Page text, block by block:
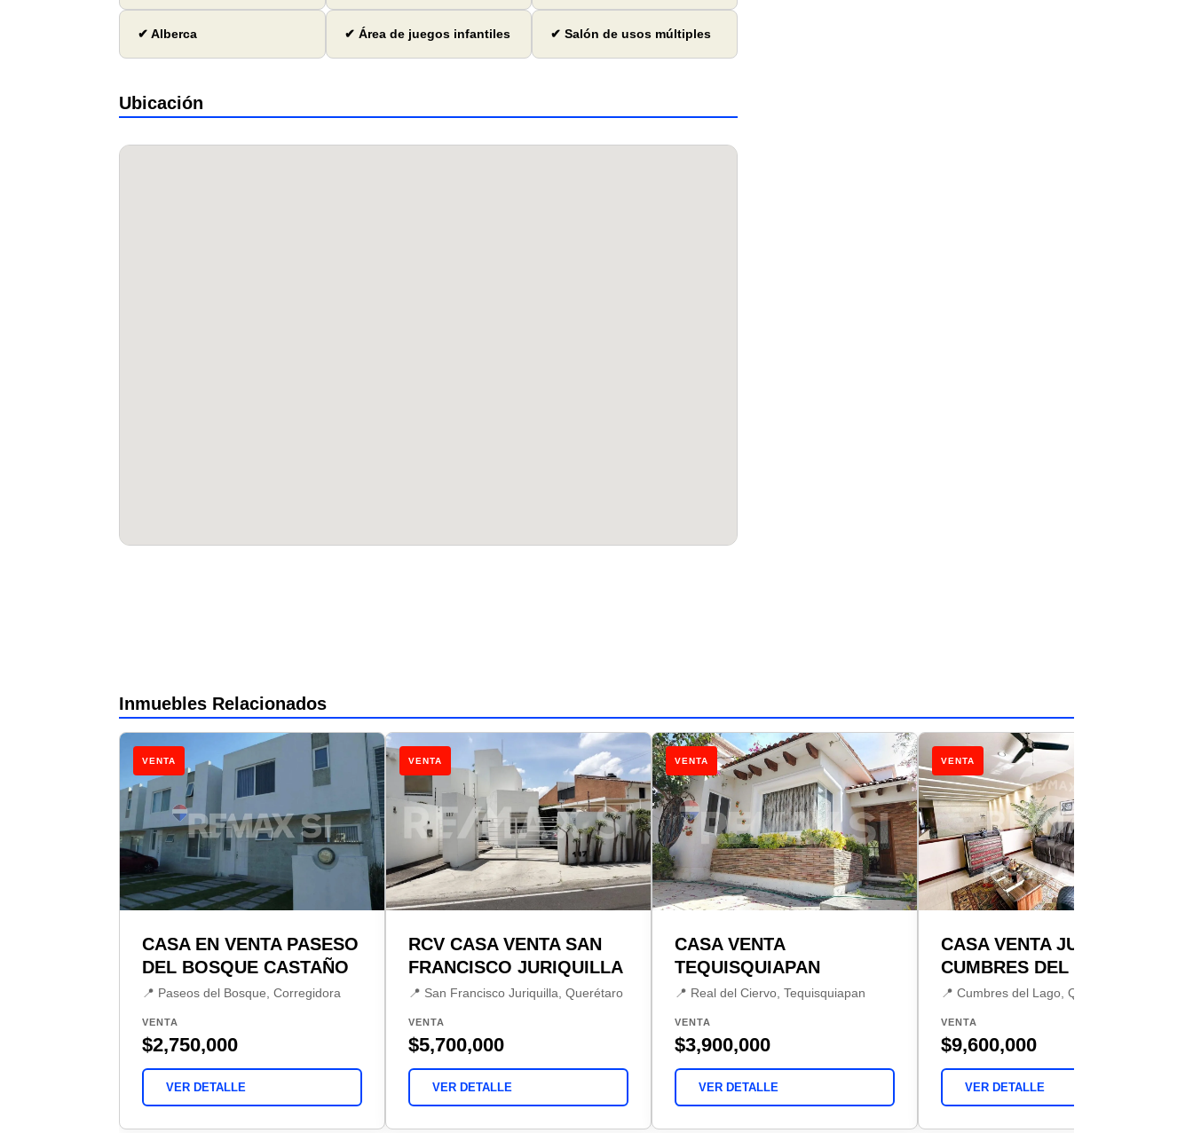
✔ Alberca ✔ Área de juegos infantiles ✔ Salón de usos múltiples
Ubicación
Inmuebles Relacionados
VENTA
CASA EN VENTA PASESO
DEL BOSQUE CASTAÑO
📍 Paseos del Bosque, Corregidora
VENTA
$2,750,000
VER DETALLE
VENTA
RCV CASA VENTA SAN
FRANCISCO JURIQUILLA
📍 San Francisco Juriquilla, Querétaro
VENTA
$5,700,000
VER DETALLE
VENTA
CASA VENTA
TEQUISQUIAPAN
📍 Real del Ciervo, Tequisquiapan
VENTA
$3,900,000
VER DETALLE
VENTA
CASA VENTA JURIQUILLA
CUMBRES DEL LAGO
📍 Cumbres del Lago, Querétaro
VENTA
$9,600,000
VER DETALLE